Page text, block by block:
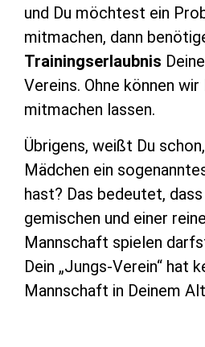
und Du möchtest ein
mitmachen, dann
Trainingserlaubnis
Vereins. Ohne können
mitmachen lassen.
Übrigens, weißt Du
Mädchen ein
hast? Das bedeutet, dass
gemischen und einer
Mannschaft spielen
Dein „Jungs-Verein“ hat
Mannschaft in Deinem